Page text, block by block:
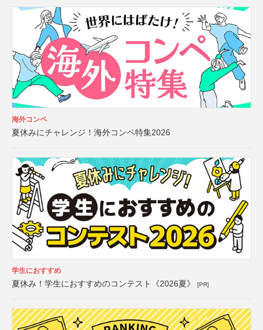
海外コンペ
夏休みにチャレンジ！海外コンペ特集2026
学生におすすめ
夏休み！学生におすすめのコンテスト《2026夏》 [PR]